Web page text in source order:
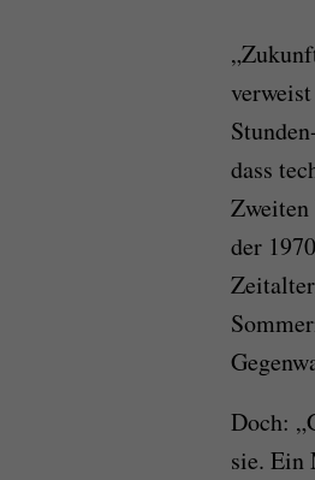
dass
der
Doch:
sie. Ein